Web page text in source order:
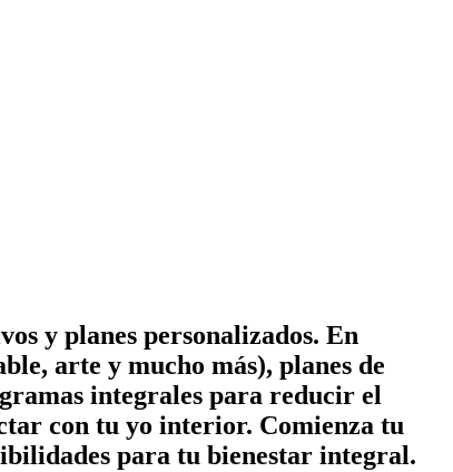
y planes personalizados. En
arte y mucho más), planes de
integrales para reducir el
con tu yo interior. Comienza tu
para tu bienestar integral.